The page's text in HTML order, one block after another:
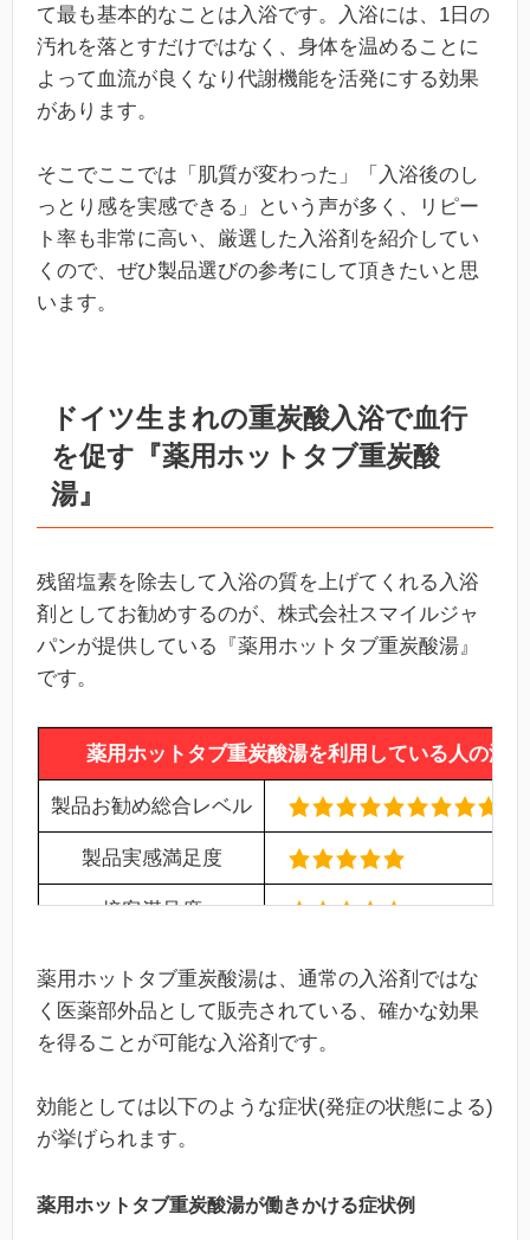
て最も基本的なことは入浴です。入浴には、1日の
汚れを落とすだけではなく、身体を温めることに
よって血流が良くなり代謝機能を活発にする効果
があります。
そこでここでは「肌質が変わった」「入浴後のし
っとり感を実感できる」という声が多く、リピー
ト率も非常に高い、厳選した入浴剤を紹介してい
くので、ぜひ製品選びの参考にして頂きたいと思
います。
ドイツ生まれの重炭酸入浴で血行
を促す『薬用ホットタブ重炭酸
湯』
残留塩素を除去して入浴の質を上げてくれる入浴
剤としてお勧めするのが、株式会社スマイルジャ
パンが提供している『薬用ホットタブ重炭酸湯』
です。
薬用ホットタブ重炭酸湯を利用している人の満
製品お勧め総合レベル
製品実感満足度
接客満足度
薬用ホットタブ重炭酸湯は、通常の入浴剤ではな
く医薬部外品として販売されている、確かな効果
を得ることが可能な入浴剤です。
効能としては以下のような症状(発症の状態による)
が挙げられます。
薬用ホットタブ重炭酸湯が働きかける症状例